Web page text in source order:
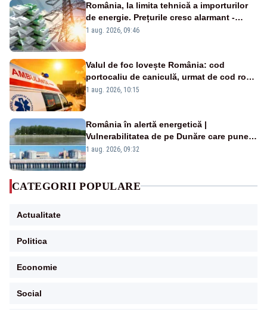
România, la limita tehnică a importurilor
de energie. Prețurile cresc alarmant -
Analiză Realitatea Plus
1 aug. 2026, 09:46
Valul de foc lovește România: cod
portocaliu de caniculă, urmat de cod roșu
duminică. Temperaturile urcă spre 40°C
1 aug. 2026, 10:15
România în alertă energetică |
Vulnerabilitatea de pe Dunăre care pune
în pericol Centrala Cernavodă era
1 aug. 2026, 09:32
CATEGORII POPULARE
Actualitate
Politica
Economie
Social